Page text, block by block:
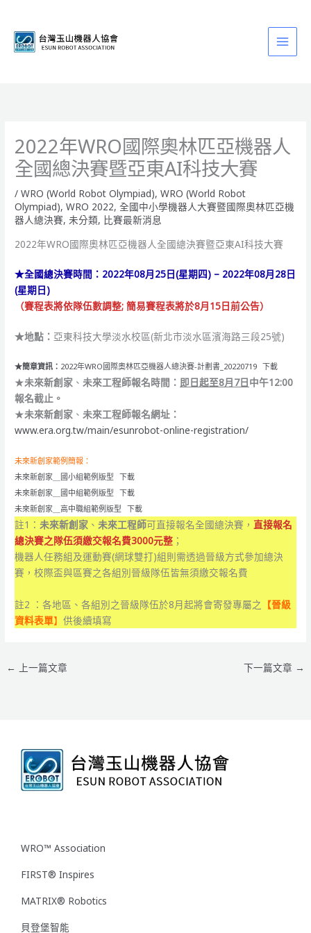
2022年WRO國際奧林匹亞機器人
全國總決賽暨亞東AI科技大賽
/WRO (World Robot Olympiad),WRO (World Robot
Olympiad),WRO 2022,全國中小學機器人大賽暨國際奧林匹亞機
器人總決賽,未分類, 比賽最新消息
2022年WRO國際奧林匹亞機器人全國總決賽暨亞東AI科技大賽
★全國總決賽時間：2022年08月25日(星期四) – 2022年08月28日
(星期日)
（賽程表將依隊伍數調整; 簡易賽程表將於8月15日前公告）
★地點： 亞東科技大學淡水校區(新北市淡水區濱海路三段25號)
★簡章資訊： 2022年WRO國際奧林匹亞機器人總決賽-計劃書_20220719 下載
★未來新創家 、未來工程師報名時間： 即日起至8月7日中午12:00
報名截止。
★未來新創家 、未來工程師報名網址：
www.era.org.tw/main/esunrobot-online-registration/
未來新創家範例簡報：
未來新創家＿國小組範例版型
下載
未來新創家＿國中組範例版型
下載
未來新創家＿高中職組範例版型
下載
註1：未來新創家 、未來工程師可直接報名全國總決賽，直接報名
總決賽之隊伍須繳交報名費3000元整 ；
機器人任務組及運動賽(網球雙打)組則需透過晉級方式參加總決
賽，校際盃與區賽之各組別晉級隊伍皆無須繳交報名費
註2 ：各地區、各組別之晉級隊伍於8月起將會寄發專屬之 【晉級
資料表單】供後續填寫
← 上一篇文章 下一篇文章 →
WRO™ Association
FIRST® Inspires
MATRIX® Robotics
貝登堡智能